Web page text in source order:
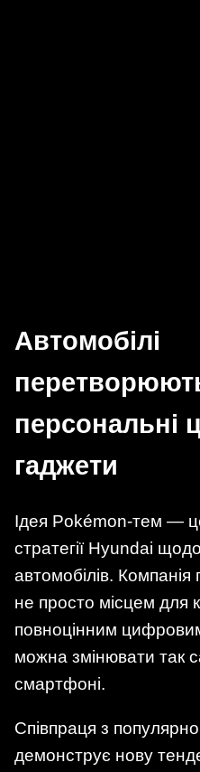
Автомобілі
персональні
гаджети
Ідея Pokémon-тем —
стратегії Hyundai
автомобілів.
не просто місцем для
повноцінним
можна змінювати так
смартфоні.
Співпраця з
демонструє нову